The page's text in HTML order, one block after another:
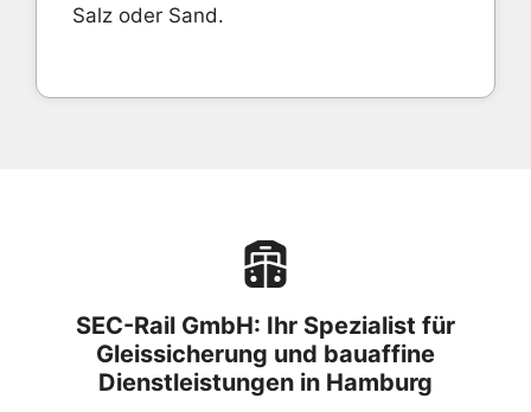
Salz oder Sand.
SEC-Rail GmbH: Ihr Spezialist für
Gleissicherung und bauaffine
Dienstleistungen in Hamburg